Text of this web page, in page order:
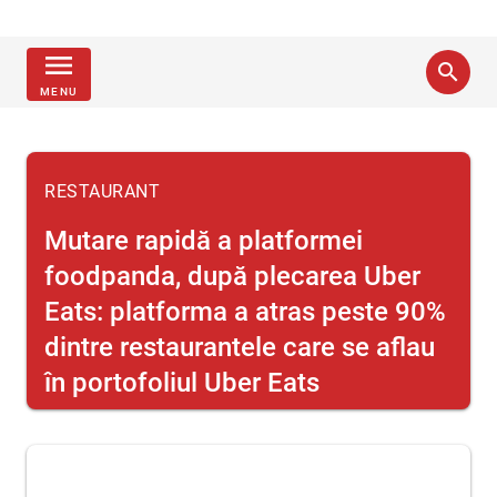
menu
MENU
search
RESTAURANT
Mutare rapidă a platformei
foodpanda, după plecarea Uber
Eats: platforma a atras peste 90%
dintre restaurantele care se aflau
în portofoliul Uber Eats